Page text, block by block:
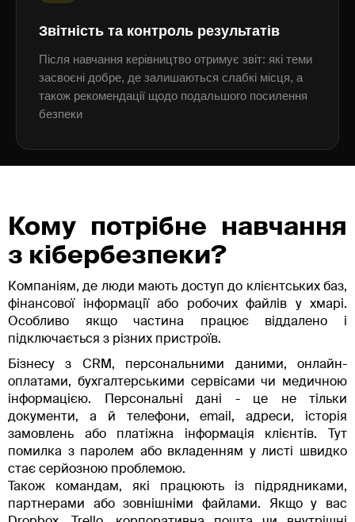
Звітність та контроль результатів
Після навчання керівництво отримує звіт: які теми
засвоєні добре, де залишаються слабкі місця, а
також рекомендації щодо подальшого посилення
безпеки
Кому потрібне навчання
з кібербезпеки?
Компаніям, де люди мають доступ до клієнтських баз,
фінансової інформації або робочих файлів у хмарі.
Особливо якщо частина працює віддалено і
підключається з різних пристроїв.
Бізнесу з CRM, персональними даними, онлайн-
оплатами, бухгалтерськими сервісами чи медичною
інформацією. Персональні дані - це не тільки
документи, а й телефони, email, адреси, історія
замовлень або платіжна інформація клієнтів. Тут
помилка з паролем або вкладенням у листі швидко
стає серйозною проблемою.
Також командам, які працюють із підрядниками,
партнерами або зовнішніми файлами. Якщо у вас